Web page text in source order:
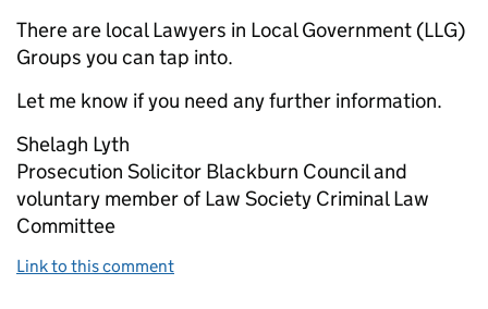
There are local Lawyers in Local Government (LLG)
Groups you can tap into.
Let me know if you need any further information.
Shelagh Lyth
Prosecution Solicitor Blackburn Council and
voluntary member of Law Society Criminal Law
Committee
Link to this comment